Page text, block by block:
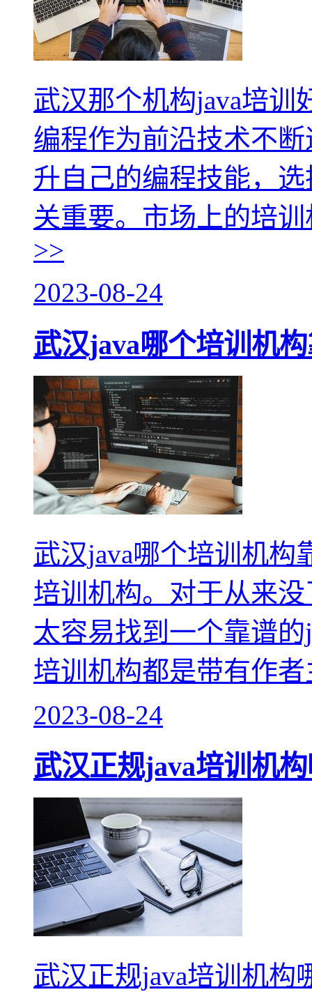
武汉那个机构java培训
编程作为前沿技术不
升自己的编程技能，
关重要。市场上的培
>>
2023-08-24
武汉java哪个培训机
武汉java哪个培训机构
培训机构。对于从来
太容易找到一个靠谱
培训机构都是带有作
2023-08-24
武汉正规java培训机
武汉正规java培训机构